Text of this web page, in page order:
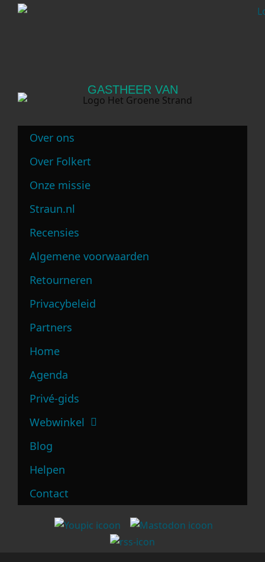
GASTHEER VAN
Over ons
Over Folkert
Onze missie
Straun.nl
Recensies
Algemene voorwaarden
Retourneren
Privacybeleid
Partners
Home
Agenda
Privé-gids
Webwinkel
Blog
Helpen
Contact